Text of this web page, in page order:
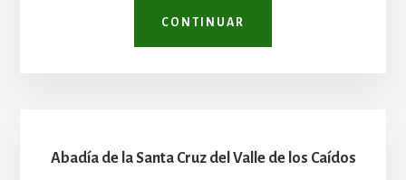
CONTINUAR
Abadía de la Santa Cruz del Valle de los Caídos